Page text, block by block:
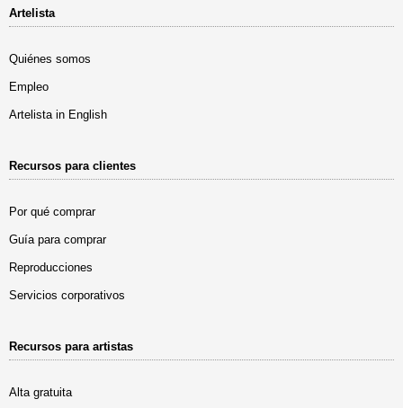
Artelista
Quiénes somos
Empleo
Artelista in English
Recursos para clientes
Por qué comprar
Guía para comprar
Reproducciones
Servicios corporativos
Recursos para artistas
Alta gratuita